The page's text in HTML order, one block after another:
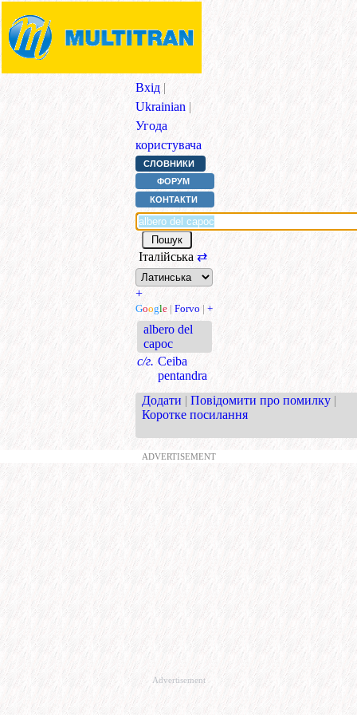
Вхід |
Ukrainian |
Угода
користувача
СЛОВНИКИ
ФОРУМ
КОНТАКТИ
Італійська ⇄
+
Google | Forvo | +
albero del
capoc
с/г. Ceiba
pentandra
Додати | Повідомити про помилку |
Коротке посилання
ADVERTISEMENT
Advertisement